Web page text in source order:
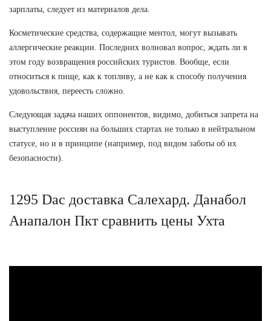
зарплаты, следует из материалов дела.
Косметические средства, содержащие ментол, могут вызывать
аллергические реакции. Последних волновал вопрос, ждать ли в
этом году возвращения российских туристов. Вообще, если
относиться к пище, как к топливу, а не как к способу получения
удовольствия, переесть сложно.
Следующая задача наших оппонентов, видимо, добиться запрета на
выступление россиян на больших стартах не только в нейтральном
статусе, но и в принципе (например, под видом заботы об их
безопасности).
1295 Dac доставка Салехард. Данабол
Анапалон Пкт сравнить цены Ухта